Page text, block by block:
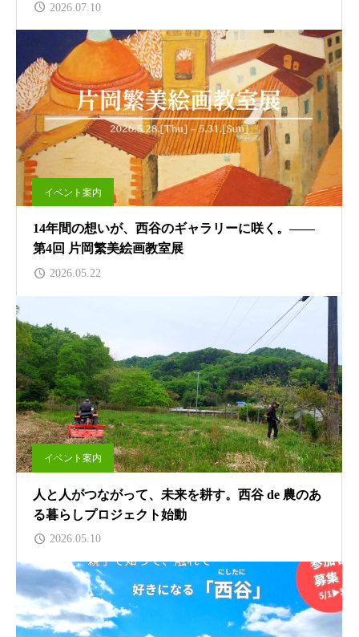
2026.07.10
イベント案内
14年間の想いが、西谷のギャラリーに咲く。——
第4回 片岡繁美絵画教室展
2026.05.22
イベント案内
人と人がつながって、未来を耕す。西谷 de 農のあ
る暮らしプロジェクト始動
2026.05.10